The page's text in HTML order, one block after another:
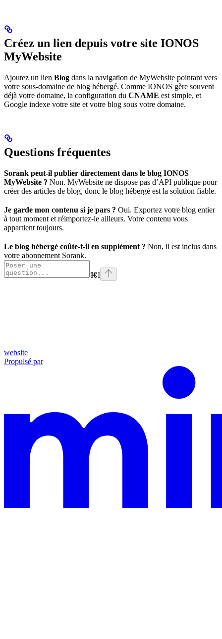
Créez un lien depuis votre site IONOS
MyWebsite
Ajoutez un lien Blog dans la navigation de MyWebsite pointant vers
votre sous-domaine de blog hébergé. Comme IONOS gère souvent
déjà votre domaine, la configuration du CNAME est simple, et
Google indexe votre site et votre blog sous votre domaine.
Questions fréquentes
Sorank peut-il publier directement dans le blog IONOS
MyWebsite ? Non. MyWebsite ne dispose pas d’API publique pour
créer des articles de blog, donc le blog hébergé est la solution fiable.
Je garde mon contenu si je pars ? Oui. Exportez votre blog entier
à tout moment et réimportez-le ailleurs. Votre contenu vous
appartient toujours.
Le blog hébergé coûte-t-il en supplément ? Non, il est inclus dans
votre abonnement Sorank.
⌘I
website
Propulsé par